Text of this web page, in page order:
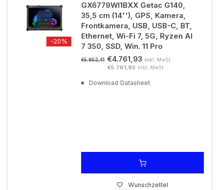
-20%
GX6779WI1BXX Getac G140,
35,5 cm (14''), GPS, Kamera,
Frontkamera, USB, USB-C, BT,
Ethernet, Wi-Fi 7, 5G, Ryzen AI
7 350, SSD, Win. 11 Pro
€5.952,41 €4.761,93 exkl. MwSt.
€5.761,93 Inkl. MwSt.
Download Datasheet
Wunschzettel